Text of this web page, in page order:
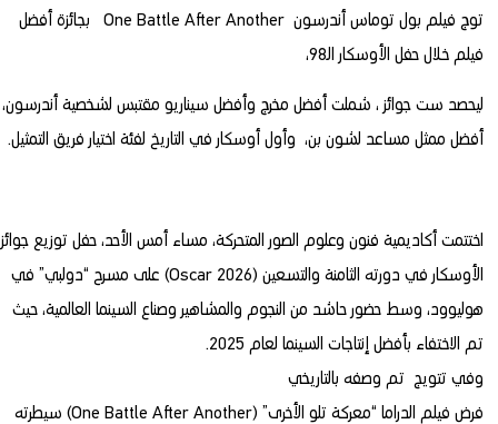
توج فيلم بول توماس أندرسون One Battle After Another بجائزة أفضل
فيلم خلال حفل الأوسكار الـ98،
ليحصد ست جوائز ، شملت أفضل مخرج وأفضل سيناريو مقتبس لشخصية أندرسون،
أفضل ممثل مساعد لشون بن، وأول أوسكار في التاريخ لفئة اختيار فريق التمثيل.
اختتمت أكاديمية فنون وعلوم الصور المتحركة، مساء أمس الأحد، حفل توزيع جوائز
الأوسكار في دورته الثامنة والتسعين (Oscar 2026) على مسرح “دولبي” في
هوليوود، وسط حضور حاشد من النجوم والمشاهير وصناع السينما العالمية، حيث
تم الاختفاء بأفضل إنتاجات السينما لعام 2025.
وفي تتويج تم وصفه بالتاريخي
فرض فيلم الدراما “معركة تلو الأخرى” (One Battle After Another) سيطرته